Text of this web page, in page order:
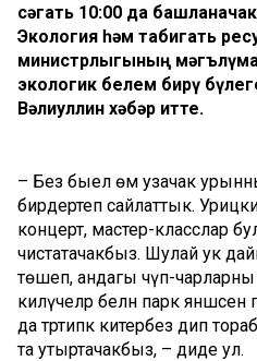
сәгать 10:00 да
Экология һәм табигать
министрлыгының
экологик белем бирү
Вәлиуллин хәбәр итте.
– Без быел өмә узачак
бирдертеп сайлаттык.
концерт, мастер-класслар
чистатачакбыз. Шулай ук
төшеп, андагы чүп-чарларны
килүчеләр белән парк
да тәртипкә китербез дип
та утыртачакбыз, – диде ул.